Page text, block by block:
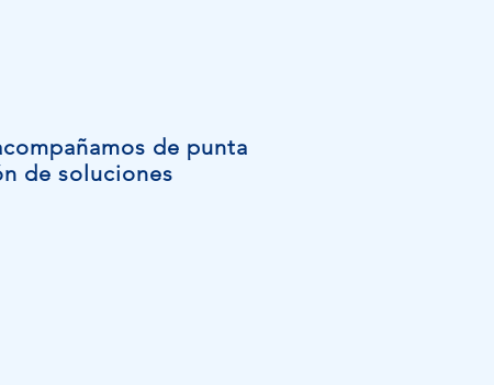
de punta
de soluciones